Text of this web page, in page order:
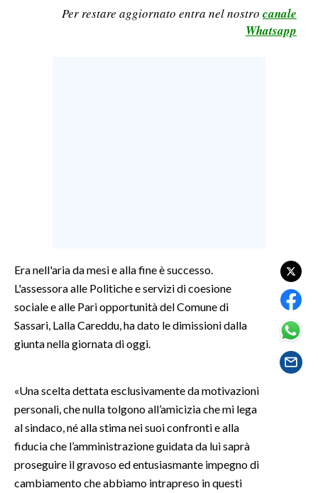
SPORT IN SARDEGNA
SPETTACOLI
GOSSIP
SARDEGNA TURISMO
SARDI NEL MONDO
NOTIZIE
EVENTI
Per restare aggiornato entra nel nostro canale
Whatsapp
Era nell'aria da mesi e alla fine è successo.
L'assessora alle Politiche e servizi di coesione
sociale e alle Pari opportunità del Comune di
Sassari, Lalla Careddu, ha dato le dimissioni dalla
giunta nella giornata di oggi.
«Una scelta dettata esclusivamente da motivazioni
personali, che nulla tolgono all’amicizia che mi lega
al sindaco, né alla stima nei suoi confronti e alla
fiducia che l’amministrazione guidata da lui saprà
proseguire il gravoso ed entusiasmante impegno di
cambiamento che abbiamo intrapreso in questi